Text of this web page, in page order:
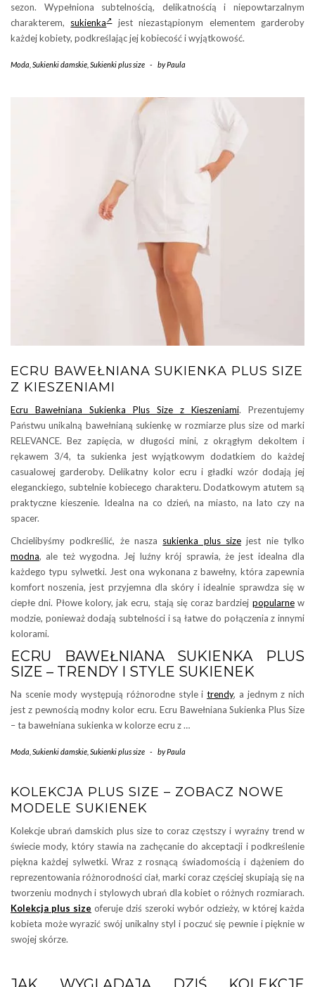
sezon. Wypełniona subtelnością, delikatnością i niepowtarzalnym
charakterem, sukienka jest niezastąpionym elementem garderoby
każdej kobiety, podkreślając jej kobiecość i wyjątkowość.
Moda Sukienki damskie Sukienki plus size - byPaula
ECRU BAWEŁNIANA SUKIENKA PLUS SIZE
Z KIESZENIAMI
Ecru Bawełniana Sukienka Plus Size z Kieszeniami. Prezentujemy
Państwu unikalną bawełnianą sukienkę w rozmiarze plus size od marki
RELEVANCE. Bez zapięcia, w długości mini, z okrągłym dekoltem i
rękawem 3/4, ta sukienka jest wyjątkowym dodatkiem do każdej
casualowej garderoby. Delikatny kolor ecru i gładki wzór dodają jej
eleganckiego, subtelnie kobiecego charakteru. Dodatkowym atutem są
praktyczne kieszenie. Idealna na co dzień, na miasto, na lato czy na
spacer.
Chcielibyśmy podkreślić, że nasza sukienka plus size jest nie tylko
modna, ale też wygodna. Jej luźny krój sprawia, że jest idealna dla
każdego typu sylwetki. Jest ona wykonana z bawełny, która zapewnia
komfort noszenia, jest przyjemna dla skóry i idealnie sprawdza się w
ciepłe dni. Płowe kolory, jak ecru, stają się coraz bardziej popularnew
modzie, ponieważ dodają subtelności i są łatwe do połączenia z innymi
kolorami.
ECRU BAWEŁNIANA SUKIENKA PLUS
SIZE – TRENDY I STYLE SUKIENEK
Na scenie mody występują różnorodne style itrendy, a jednym z nich
jest z pewnością modny kolor ecru. Ecru Bawełniana Sukienka Plus Size
– ta bawełniana sukienka w kolorze ecru z …
Moda Sukienki damskie Sukienki plus size - byPaula
KOLEKCJA PLUS SIZE – ZOBACZ NOWE
MODELE SUKIENEK
Kolekcje ubrań damskich plus size to coraz częstszy i wyraźny trend w
świecie mody, który stawia na zachęcanie do akceptacji i podkreślenie
piękna każdej sylwetki. Wraz z rosnącą świadomością i dążeniem do
reprezentowania różnorodności ciał, marki coraz częściej skupiają się na
tworzeniu modnych i stylowych ubrań dla kobiet o różnych rozmiarach.
Kolekcja plus size oferuje dziś szeroki wybór odzieży, w której każda
kobieta może wyrazić swój unikalny styl i poczuć się pewnie i pięknie w
swojej skórze.